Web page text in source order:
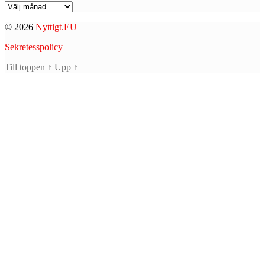
Arkiv
© 2026 Nyttigt.EU
Sekretesspolicy
Till toppen ↑ Upp ↑